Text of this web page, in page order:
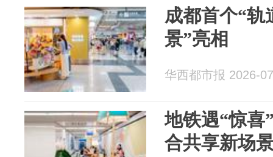
成都首个“轨
景”亮相
华西都市报 2026-
地铁遇“惊喜
合共享新场